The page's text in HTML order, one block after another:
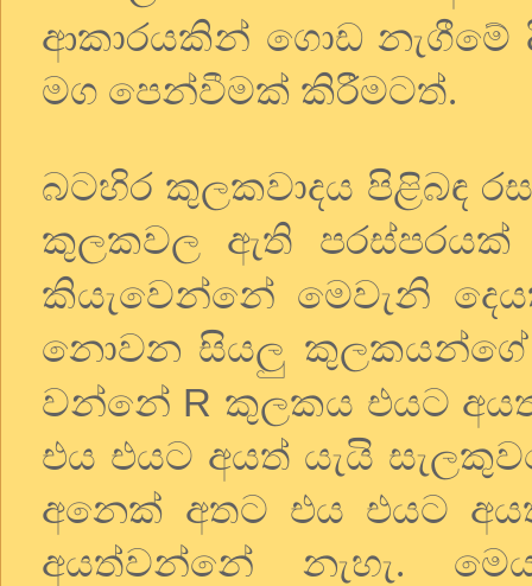
ආකාරයකින් ගොඩ නැගීමේ
මග පෙන්වීමක් කිරීමටත්.
බටහිර කුලකවාදය පිළිබඳ
කුලකවල ඇති
කියැවෙන්නේ මෙවැනි
නොවන සියලු කුලකයන්ගේ
වන්නේ R කුලකය එයට
එය එයට අයත් යැයි
අනෙක් අතට එය එයට
අයත්වන්නේ නැහැ.